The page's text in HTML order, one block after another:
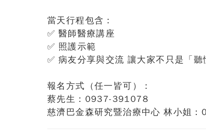
當天行程包含：
✅ 醫師醫療講座
✅ 照護示範
✅ 病友分享與交流 讓大家不只是「聽
報名方式（任一皆可）：
蔡先生：0937-391078
慈濟巴金森研究暨治療中心 林小姐